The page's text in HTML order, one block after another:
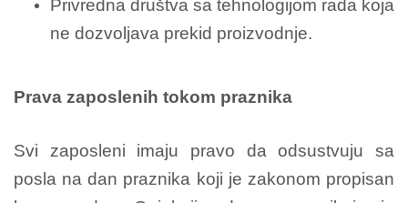
Privredna društva sa tehnologijom rada koja
ne dozvoljava prekid proizvodnje.
Prava zaposlenih tokom praznika
Svi zaposleni imaju pravo da odsustvuju sa
posla na dan praznika koji je zakonom propisan